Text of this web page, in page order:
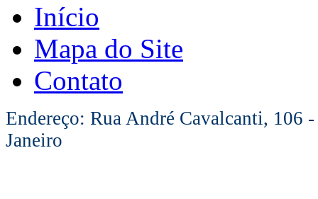
Início
Mapa do Site
Contato
Endereço: Rua André Cavalcanti, 106
Janeiro